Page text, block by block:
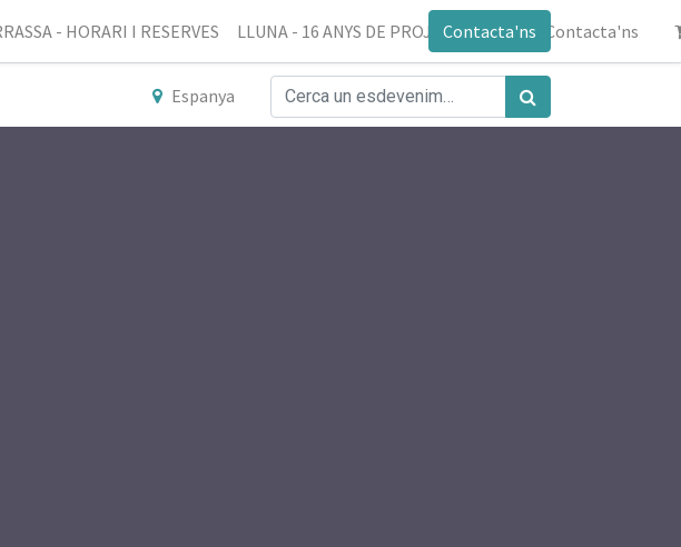
- HORARI I RESERVES LLUNA - 16 ANYS DE PROJECTE Blog Contacta'ns
Contacta'ns
Espanya